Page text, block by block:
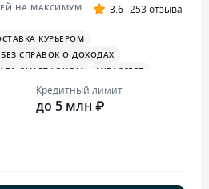
НА МАКСИМУМ 3.6 253 отзыва
КУРЬЕРОМ
БЕЗ СПРАВОК О ДОХОДАХ
СМАРТФОНОМ MIRACCEPT
Кредитный лимит
до 5 млн ₽